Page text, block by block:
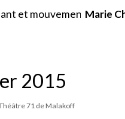
Marie
2015
71 de Malakoff